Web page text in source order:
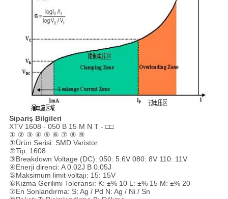
Sipariş Bilgileri
XTV 1608 - 050 B 15 M N T - □□
① ② ③ ④ ⑤ ⑥ ⑦ ⑧ ⑨
①Ürün Serisi: SMD Varistor
②Tip: 1608
③Breakdown Voltage (DC): 050: 5.6V 080: 8V 110: 11V
④Enerji direnci: A 0.02J B 0.05J
⑤Maksimum limit voltajı: 15: 15V
⑥Kızma Gerilimi Toleransı: K: ±% 10 L: ±% 15 M: ±% 20
⑦En Sonlandırma: S: Ag / Pd N: Ag / Ni / Sn